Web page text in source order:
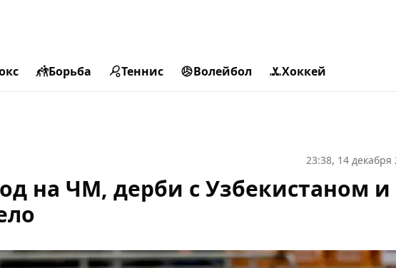
Борьба Теннис Волейбол Хоккей
23:38, 14 декабря
на ЧМ, дерби с Узбекистаном и